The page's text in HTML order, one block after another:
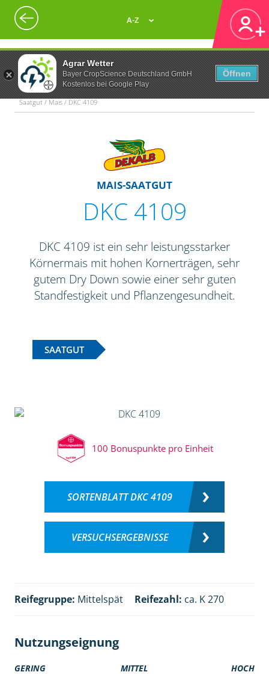
Agrar Wetter
Bayer CropScience Deutschland GmbH
Kostenlos bei Google Play
Öffnen
A-Z
Saatgut / Mais / DKC 4109
MAIS-SAATGUT
DKC 4109
DKC 4109 ist ein sehr leistungsstarker
Körnermais mit hohen Kornerträgen, sehr
gutem Dry Down sowie einer sehr guten
Standfestigkeit und Pflanzengesundheit.
SAATGUT
100 Bonuspunkte pro Einheit
SORTENBLATT DKC 4109
VERSUCHSERGEBNISSE
Reifegruppe: Mittelspät Reifezahl: ca. K 270
Nutzungseignung
GERING MITTEL HOCH